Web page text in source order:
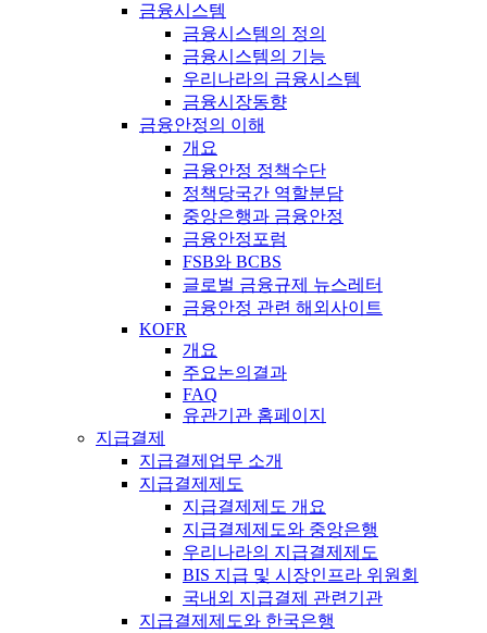
금융시스템
금융시스템의 정의
금융시스템의 기능
우리나라의 금융시스템
금융시장동향
금융안정의 이해
개요
금융안정 정책수단
정책당국간 역할분담
중앙은행과 금융안정
금융안정포럼
FSB와 BCBS
글로벌 금융규제 뉴스레터
금융안정 관련 해외사이트
KOFR
개요
주요논의결과
FAQ
유관기관 홈페이지
지급결제
지급결제업무 소개
지급결제제도
지급결제제도 개요
지급결제제도와 중앙은행
우리나라의 지급결제제도
BIS 지급 및 시장인프라 위원회
국내외 지급결제 관련기관
지급결제제도와 한국은행